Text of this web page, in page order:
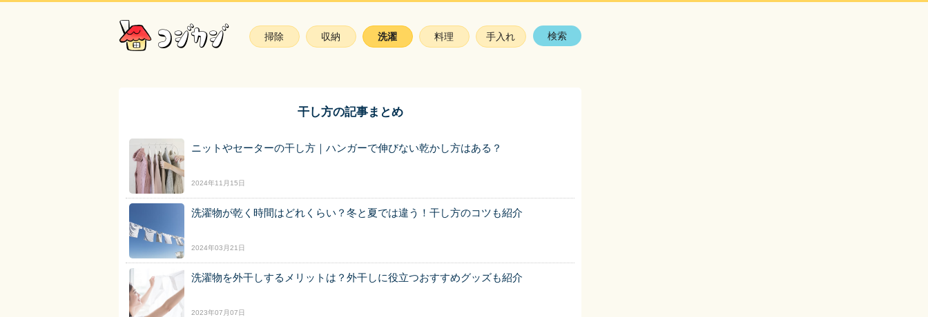
掃除 収納 洗濯 料理 手入れ 検索
干し方の記事まとめ
ニットやセーターの干し方｜ハンガーで伸びない乾かし方はある？
2024年11月15日
洗濯物が乾く時間はどれくらい？冬と夏では違う！干し方のコツも紹介
2024年03月21日
洗濯物を外干しするメリットは？外干しに役立つおすすめグッズも紹介
2023年07月07日